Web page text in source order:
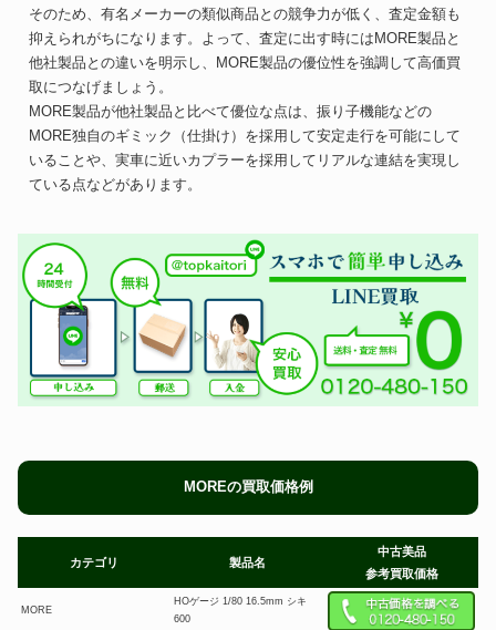
そのため、有名メーカーの類似商品との競争力が低く、査定金額も
抑えられがちになります。よって、査定に出す時にはMORE製品と
他社製品との違いを明示し、MORE製品の優位性を強調して高価買
取につなげましょう。
MORE製品が他社製品と比べて優位な点は、振り子機能などの
MORE独自のギミック（仕掛け）を採用して安定走行を可能にして
いることや、実車に近いカプラーを採用してリアルな連結を実現し
ている点などがあります。
MOREの買取価格例
カテゴリ 製品名
中古美品
参考買取価格
MORE
HOゲージ 1/80 16.5mm シキ
600